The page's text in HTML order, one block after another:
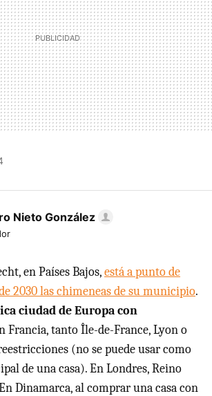
Nieto González
en Países Bajos,está a punto de
2030 las chimeneas de su municipio.
ciudad de Europa con
Francia, tanto Île-de-France, Lyon o
(no se puede usar como
de una casa). En Londres, Reino
Dinamarca, al comprar una casa con